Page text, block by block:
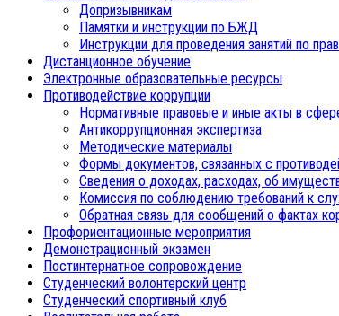
Допризывникам
Памятки и инструкции по БЖД
Инструкции для проведения занятий по
Дистанционное обучение
Электронные образовательные ресурсы
Противодействие коррупции
Нормативные правовые и иные акты в
Антикоррупционная экспертиза
Методические материалы
Формы документов, связанных с
Сведения о доходах, расходах, об
Комиссия по соблюдению требований к
Обратная связь для сообщений о фактах
Профориентационные мероприятия
Демонстрационный экзамен
Постинтернатное сопровождение
Студенческий волонтерский центр
Студенческий спортивный клуб